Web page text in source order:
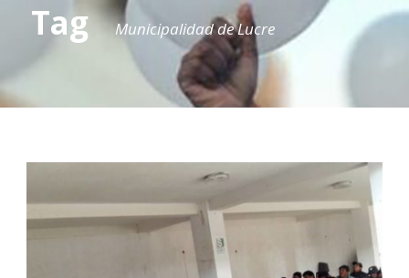
Tag Municipalidad de Lucre